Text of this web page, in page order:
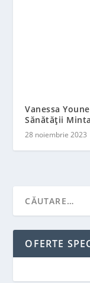
Vanessa
Sănătății
28 noiembrie 2023
OFERTE